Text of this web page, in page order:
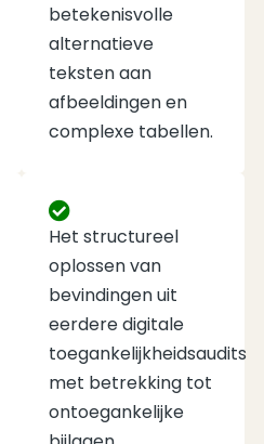
betekenisvolle
alternatieve
teksten aan
afbeeldingen en
complexe tabellen.
Het structureel
oplossen van
bevindingen uit
eerdere digitale
toegankelijkheidsaudits
met betrekking tot
ontoegankelijke